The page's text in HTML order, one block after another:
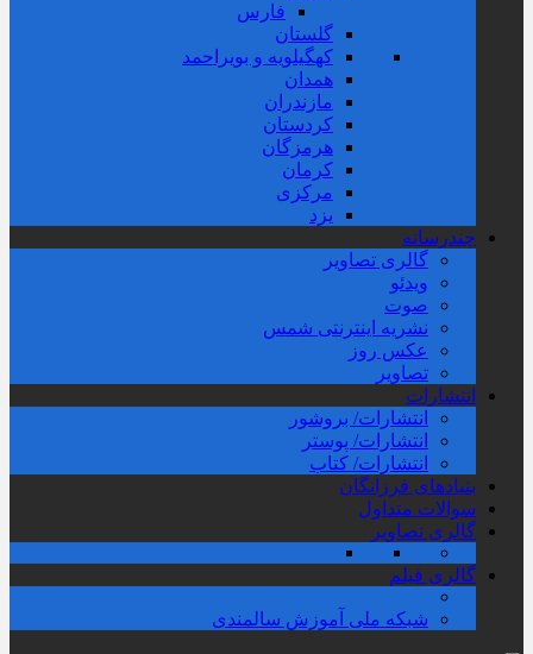
فارس
گلستان
کهگیلویه و بویراحمد
همدان
مازندران
کردستان
هرمزگان
کرمان
مرکزی
یزد
چندرسانه
گالری تصاویر
ویدئو
صوت
نشریه اینترنتی شمس
عکس روز
تصاویر
انتشارات
انتشارات/ بروشور
انتشارات/ پوستر
انتشارات/ کتاب
بنیادهای فرزانگان
سوالات متداول
گالری تصاویر
گالری فیلم
شبکه ملی آموزش سالمندی